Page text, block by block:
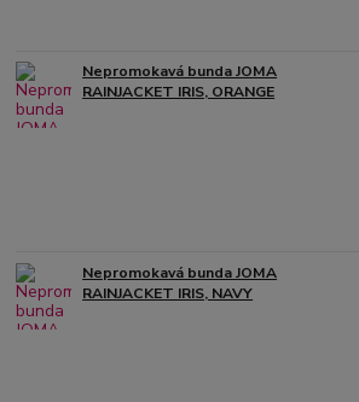
Nepromokavá bunda JOMA
RAINJACKET IRIS, ORANGE
Nepromokavá bunda JOMA
RAINJACKET IRIS, NAVY